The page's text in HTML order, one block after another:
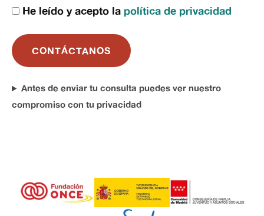
He leído y acepto la política de privacidad
CONTÁCTANOS
Antes de enviar tu consulta puedes ver nuestro
compromiso con tu privacidad